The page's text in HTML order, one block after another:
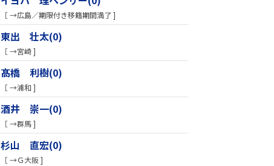
［ →広島／期限付き移籍期間満了 ]
東出 壮太(0)
［ →宮崎 ]
髙橋 利樹(0)
［ →浦和 ]
酒井 崇一(0)
［ →群馬 ]
杉山 直宏(0)
［ →Ｇ大阪 ]